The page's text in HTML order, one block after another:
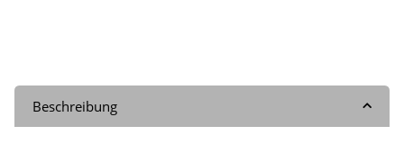
Beschreibung